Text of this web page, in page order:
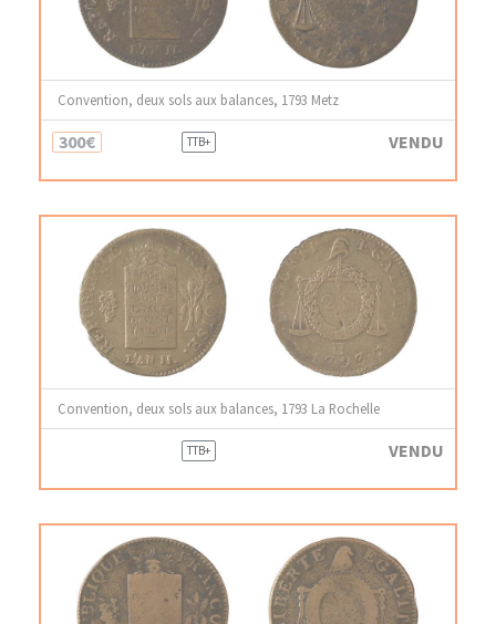
Convention, deux sols aux balances, 1793 Metz
300€ TTB+ VENDU
Convention, deux sols aux balances, 1793 La Rochelle
TTB+ VENDU